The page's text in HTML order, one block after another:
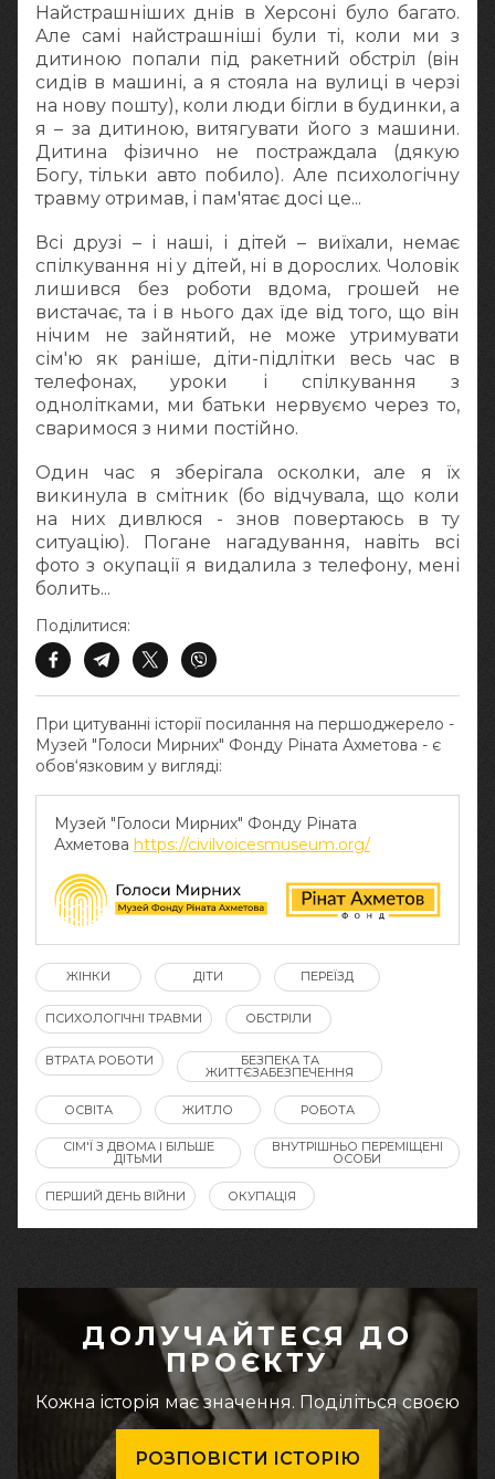
Найстрашніших днів в Херсоні було багато.
Але самі найстрашніші були ті, коли ми з
дитиною попали під ракетний обстріл (він
сидів в машині, а я стояла на вулиці в черзі
на нову пошту), коли люди бігли в будинки, а
я – за дитиною, витягувати його з машини.
Дитина фізично не постраждала (дякую
Богу, тільки авто побило). Але психологічну
травму отримав, і пам'ятає досі це...
Всі друзі – і наші, і дітей – виїхали, немає
спілкування ні у дітей, ні в дорослих. Чоловік
лишився без роботи вдома, грошей не
вистачає, та і в нього дах їде від того, що він
нічим не зайнятий, не може утримувати
сім'ю як раніше, діти-підлітки весь час в
телефонах, уроки і спілкування з
однолітками, ми батьки нервуємо через то,
сваримося з ними постійно.
Один час я зберігала осколки, але я їх
викинула в смітник (бо відчувала, що коли
на них дивлюся - знов повертаюсь в ту
ситуацію). Погане нагадування, навіть всі
фото з окупації я видалила з телефону, мені
болить...
При цитуванні історії посилання на першоджерело -
Музей "Голоси Мирних" Фонду Ріната Ахметова - є
обов‘язковим у вигляді:
Музей "Голоси Мирних" Фонду Ріната
Ахметова https://civilvoicesmuseum.org/
Поділитися:
ЖІНКИ ДІТИ ПЕРЕЇЗД
ПСИХОЛОГІЧНІ ТРАВМИ ОБСТРІЛИ
ВТРАТА РОБОТИ БЕЗПЕКА ТА
ЖИТТЄЗАБЕЗПЕЧЕННЯ
ОСВІТА ЖИТЛО РОБОТА
СІМ'Ї З ДВОМА І БІЛЬШЕ
ДІТЬМИ
ВНУТРІШНЬО ПЕРЕМІЩЕНІ
ОСОБИ
ПЕРШИЙ ДЕНЬ ВІЙНИ ОКУПАЦІЯ
ДОЛУЧАЙТЕСЯ ДО
ПРОЄКТУ
Кожна історія має значення. Поділіться своєю
РОЗПОВІСТИ ІСТОРІЮ